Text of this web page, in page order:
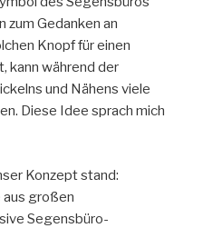
zum Gedanken an
Knopf für einen
kann während der
und Nähens viele
Diese Idee sprach mich
Konzept stand:
großen
Segensbüro-